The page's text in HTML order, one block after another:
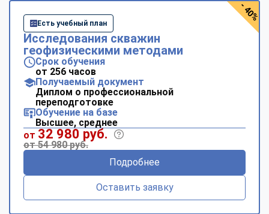
Есть учебный план
Исследования скважин
геофизическими методами
Срок обучения
от 256 часов
Получаемый документ
Диплом о профессиональной
переподготовке
Обучение на базе
Высшее, среднее
от 32 980 руб.
от 54 980 руб.
Подробнее
Оставить заявку
- 40%